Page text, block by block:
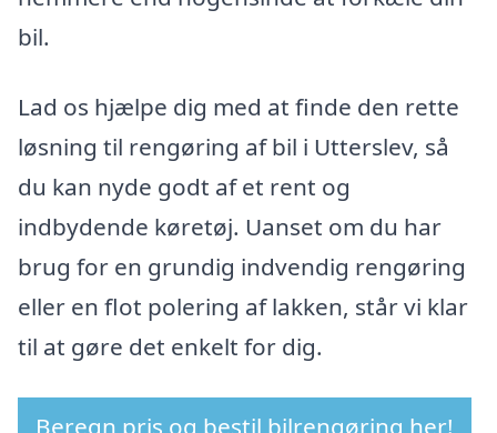
bil.
Lad os hjælpe dig med at finde den rette
løsning til rengøring af bil i Utterslev, så
du kan nyde godt af et rent og
indbydende køretøj. Uanset om du har
brug for en grundig indvendig rengøring
eller en flot polering af lakken, står vi klar
til at gøre det enkelt for dig.
Beregn pris og bestil bilrengøring her!